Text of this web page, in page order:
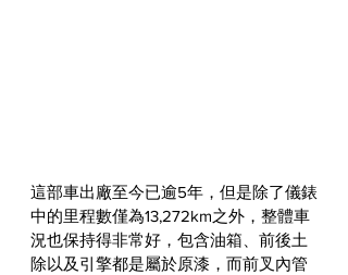
這部車出廠至今已逾5年，但是除了儀錶
中的里程數僅為13,272km之外，整體車
況也保持得非常好，包含油箱、前後土
除以及引擎都是屬於原漆，而前叉內管